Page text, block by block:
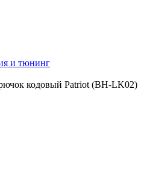
и тюнинг
кодовый Patriot (BH-LK02)